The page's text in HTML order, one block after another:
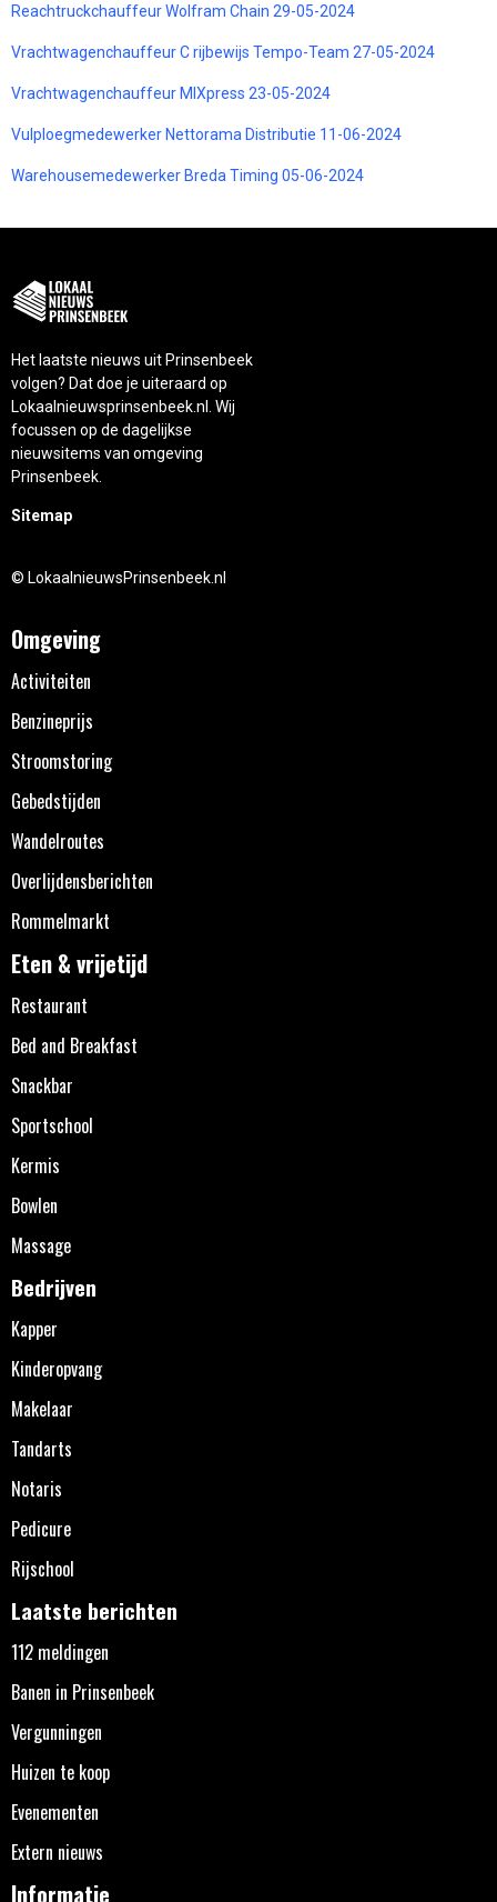
Reachtruckchauffeur Wolfram Chain 29-05-2024
Vrachtwagenchauffeur C rijbewijs Tempo-Team 27-05-2024
Vrachtwagenchauffeur MIXpress 23-05-2024
Vulploegmedewerker Nettorama Distributie 11-06-2024
Warehousemedewerker Breda Timing 05-06-2024
Het laatste nieuws uit Prinsenbeek
volgen? Dat doe je uiteraard op
Lokaalnieuwsprinsenbeek.nl. Wij
focussen op de dagelijkse
nieuwsitems van omgeving
Prinsenbeek.
Sitemap
© LokaalnieuwsPrinsenbeek.nl
Omgeving
Activiteiten
Benzineprijs
Stroomstoring
Gebedstijden
Wandelroutes
Overlijdensberichten
Rommelmarkt
Eten & vrijetijd
Restaurant
Bed and Breakfast
Snackbar
Sportschool
Kermis
Bowlen
Massage
Bedrijven
Kapper
Kinderopvang
Makelaar
Tandarts
Notaris
Pedicure
Rijschool
Laatste berichten
112 meldingen
Banen in Prinsenbeek
Vergunningen
Huizen te koop
Evenementen
Extern nieuws
Informatie